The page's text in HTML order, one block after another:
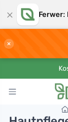
× Ferwer:
×